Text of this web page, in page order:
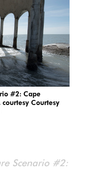
#2: Cape
Courtesy
Scenario #2: